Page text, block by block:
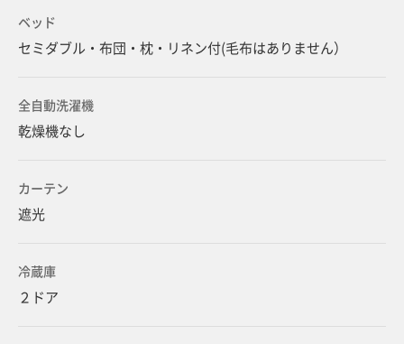
ベッド
セミダブル・布団・枕・リネン付(毛布はありません）
全自動洗濯機
乾燥機なし
カーテン
遮光
冷蔵庫
２ドア